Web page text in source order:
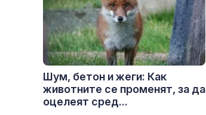
Шум, бетон и жеги: Как
животните се променят, за да
оцелеят сред...